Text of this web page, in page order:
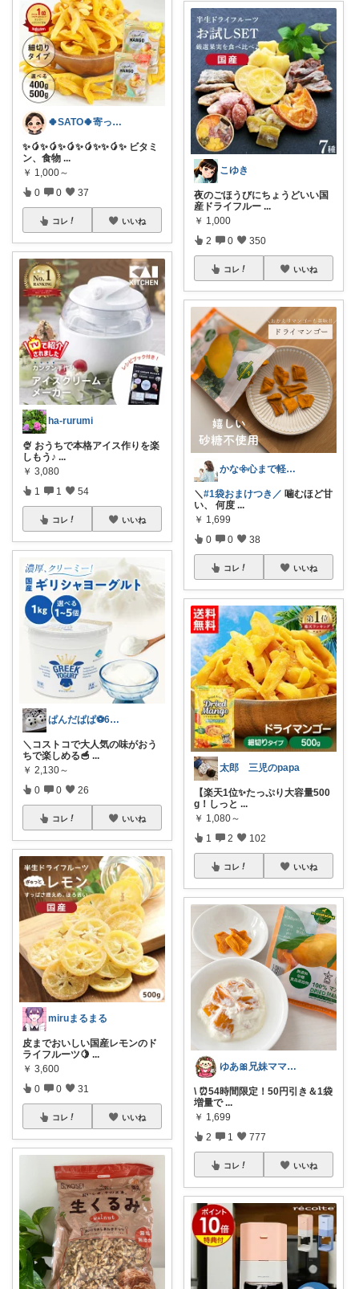
🍀SATO🍀寄って、見てらっしゃい！
​✨🥭✨🥭✨🥭✨🥭✨✨🥭✨ ビタミ
ン、食物 ...
￥ 1,000～
0 0 37
コレ いいね
ha-rurumi
🍨 おうちで本格アイス作りを楽
しもう♪ ...
￥ 3,080
1 1 54
コレ いいね
ぱんだぱぱ⚽️6日有難うございます
＼コストコで大人気の味がおう
ちで楽しめる🥣 ...
￥ 2,130～
0 0 26
コレ いいね
miruまるまる
皮までおいしい国産レモンのド
ライフルーツ🍋 ...
￥ 3,600
0 0 31
コレ いいね
こゆき
夜のごほうびにちょうどいい国
産ドライフルー ...
￥ 1,000
2 0 350
コレ いいね
かな𖧷心まで軽くなる暮らしの記録🌿
＼#1袋おまけつき／ 噛むほど甘
い、 何度 ...
￥ 1,699
0 0 38
コレ いいね
太郎 三児のpapa
【楽天1位✨たっぷり大容量500
g！しっと ...
￥ 1,080～
1 2 102
コレ いいね
ゆあ🎀兄妹ママの育児と暮らし
\ ⏰54時間限定！50円引き＆1袋
増量で ...
￥ 1,699
2 1 777
コレ いいね